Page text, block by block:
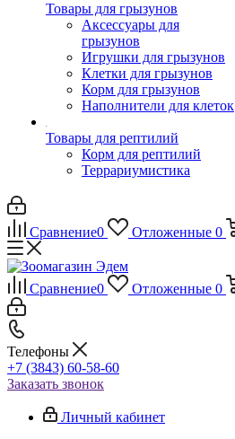
Товары для грызунов
Аксессуары для
грызунов
Игрушки для грызунов
Клетки для грызунов
Корм для грызунов
Наполнители для клеток
Товары для рептилий
Корм для рептилий
Террариумистика
Сравнение0 Отложенные 0
Сравнение0 Отложенные 0
Телефоны
+7 (3843) 60-58-60
Заказать звонок
Личный кабинет